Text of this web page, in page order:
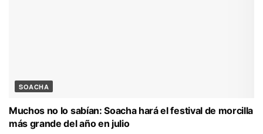
SOACHA
Muchos no lo sabían: Soacha hará el festival de morcilla
más grande del año en julio